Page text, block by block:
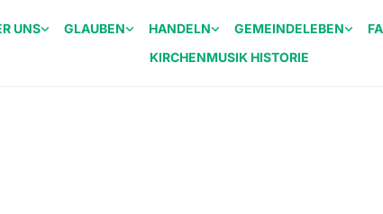
UNS GLAUBEN HANDELN GEMEINDELEBEN
KIRCHENMUSIK HISTORIE